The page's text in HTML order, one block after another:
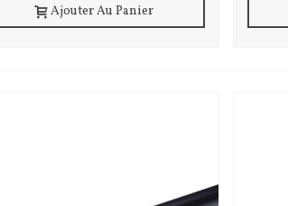
Ajouter Au Panier